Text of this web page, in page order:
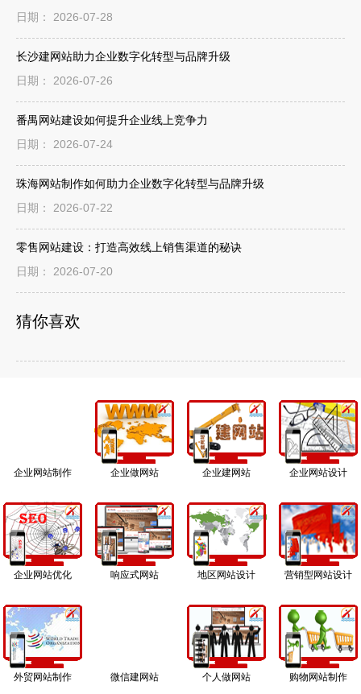
日期： 2026-07-28
长沙建网站助力企业数字化转型与品牌升级
日期： 2026-07-26
番禺网站建设如何提升企业线上竞争力
日期： 2026-07-24
珠海网站制作如何助力企业数字化转型与品牌升级
日期： 2026-07-22
零售网站建设：打造高效线上销售渠道的秘诀
日期： 2026-07-20
猜你喜欢
企业网站制作 企业做网站 企业建网站 企业网站设计
企业网站优化 响应式网站 地区网站设计 营销型网站设计
外贸网站制作 微信建网站 个人做网站 购物网站制作